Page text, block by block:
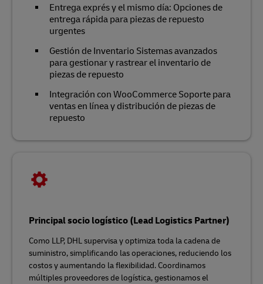
Entrega exprés y el mismo día: Opciones de
entrega rápida para piezas de repuesto
urgentes
Gestión de Inventario Sistemas avanzados
para gestionar y rastrear el inventario de
piezas de repuesto
Integración con WooCommerce Soporte para
ventas en línea y distribución de piezas de
repuesto
Principal socio logístico (Lead Logistics Partner)
Como LLP, DHL supervisa y optimiza toda la cadena de
suministro, simplificando las operaciones, reduciendo los
costos y aumentando la flexibilidad. Coordinamos
múltiples proveedores de logística, gestionamos el